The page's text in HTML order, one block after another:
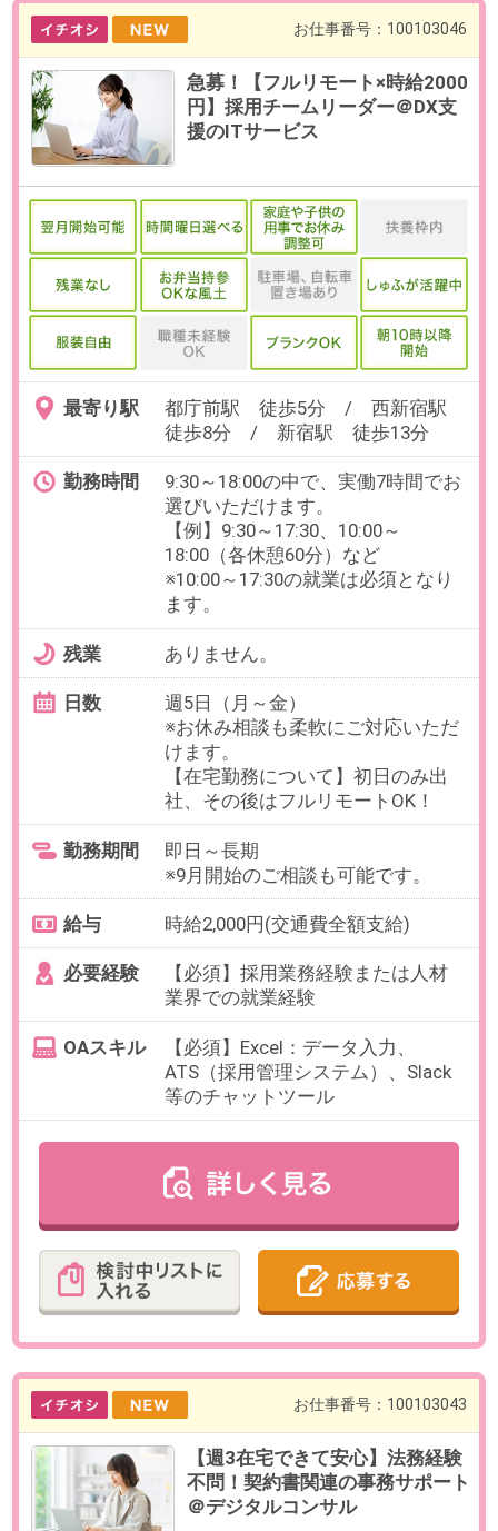
必要経験 【必須】契約書を含む書類作成の
経験
験
OAスキル 【必須】Excel：関数（SUM/AVE）
お仕事番号：100103022
9月【ネットバンキング経験者
に】在宅/時短OK！経理サポート
＠総合不動産会社
西新宿駅 徒歩4分 / 都庁前駅
徒歩7分 / 新宿駅 徒歩14分
勤務時間
10:00～19:00の中で、実働6時間以
上でお選びいただけます。
【例】10:00～17:00、11:00～
18:00、12:00～19:00（各休憩60
ありません。
週4～5日（月～金）
※日数・曜日はお選びいただけま
す。
※お休み相談も柔軟にご対応いただ
けます。
【在宅勤務について】業務開始約2
勤務期間 即日～長期
※9月開始のご相談も可能です。
時給1,750円(交通費全額支給)
クの使用経験
【必須】Excel:SUM/AVE
お仕事番号：100101880
高時給3700円【週3～5日×5H
大手不動産＠新宿